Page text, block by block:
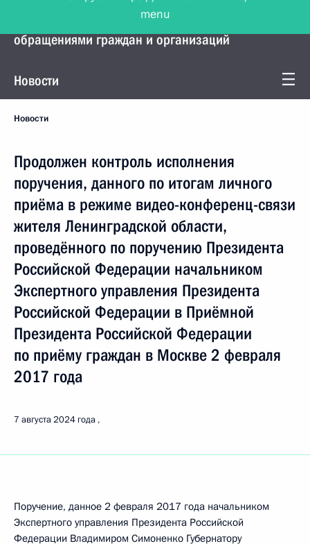
Управление Президента по работе с
обращениями граждан и организаций
Новости
Новости
Продолжен контроль исполнения
поручения, данного по итогам личного
приёма в режиме видео-конференц-связи
жителя Ленинградской области,
проведённого по поручению Президента
Российской Федерации начальником
Экспертного управления Президента
Российской Федерации в Приёмной
Президента Российской Федерации
по приёму граждан в Москве 2 февраля
2017 года
7 августа 2024 года
Поручение, данное 2 февраля 2017 года начальником
Экспертного управления Президента Российской
Федерации Владимиром Симоненко Губернатору
menu